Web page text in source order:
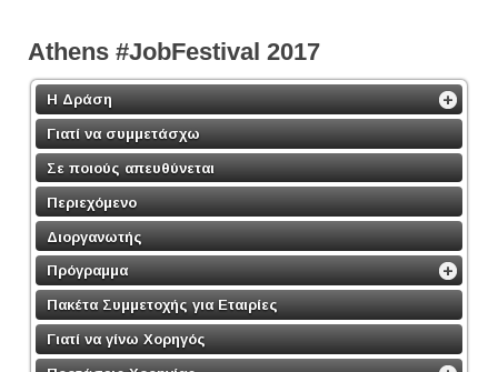
Athens #JobFestival 2017
Η Δράση
Γιατί να συμμετάσχω
Σε ποιούς απευθύνεται
Περιεχόμενο
Διοργανωτής
Πρόγραμμα
Πακέτα Συμμετοχής για Εταιρίες
Γιατί να γίνω Χορηγός